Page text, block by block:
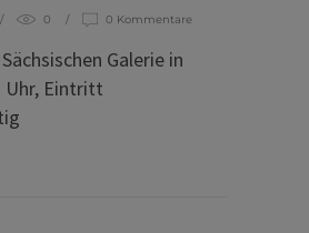
0 0 Kommentare
Galerie in
Uhr, Eintritt